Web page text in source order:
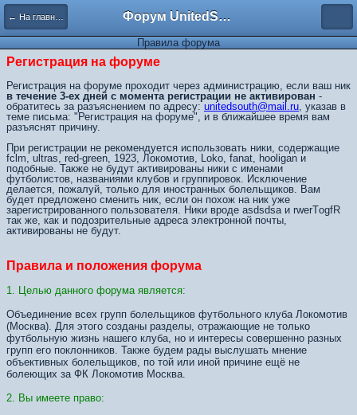
← На главную Форум UnitedSouth
Правила форума
Регистрация на форуме
Регистрация на форуме проходит через администрацию, если ваш ник
в течение 3-ех дней с момента регистрации не активирован -
обратитесь за разъяснением по адресу: unitedsouth@mail.ru, указав в
теме письма: "Регистрация на форуме", и в ближайшее время вам
разъяснят причину.
При регистрации не рекомендуется использовать ники, содержащие
fclm, ultras, red-green, 1923, Локомотив, Loko, fanat, hooligan и
подобные. Также не будут активированы ники с именами
футболистов, названиями клубов и группировок. Исключение
делается, пожалуй, только для иностранных болельщиков. Вам
будет предложено сменить ник, если он похож на ник уже
зарегистрированного пользователя. Ники вроде asdsdsa и rwerTоgfR
так же, как и подозрительные адреса электронной почты,
активированы не будут.
Правила и положения форума
1. Целью данного форума является:
Объединение всех групп болельщиков футбольного клуба Локомотив
(Москва). Для этого созданы разделы, отражающие не только
футбольную жизнь нашего клуба, но и интересы совершенно разных
групп его поклонников. Также будем рады выслушать мнение
объективных болельщиков, по той или иной причине ещё не
болеющих за ФК Локомотив Москва.
2. Вы имеете право: